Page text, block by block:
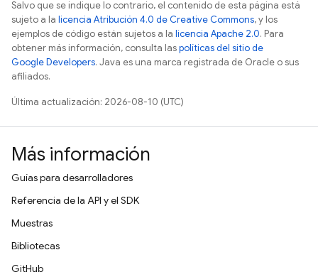
Salvo que se indique lo contrario, el contenido de esta página está
sujeto a la licencia Atribución 4.0 de Creative Commons, y los
ejemplos de código están sujetos a la licencia Apache 2.0. Para
obtener más información, consulta laspolíticas del sitio de
Google Developers. Java es una marca registrada de Oracle o sus
afiliados.
Última actualización: 2026-08-10 (UTC)
Más información
Guías para desarrolladores
Referencia de la API y el SDK
Muestras
Bibliotecas
GitHub